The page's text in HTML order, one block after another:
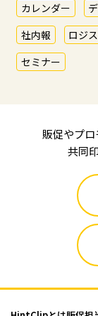
カレンダー
社内報
ロジ
セミナー
販促やプ
共同